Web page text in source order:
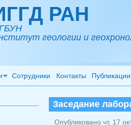
РАН
геологии и
Сотрудники Контакты Публикации
Заседание
Опубликовано чт, 17